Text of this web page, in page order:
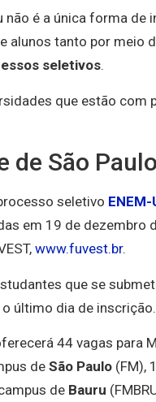
não é a única forma
alunos tanto por meio
seletivos.
que estão
de São
seletivo
em 19 de
www.fuvest.br.
que se
último dia de inscrição.
44 vagas para
de São Paulo (FM),
de Bauru